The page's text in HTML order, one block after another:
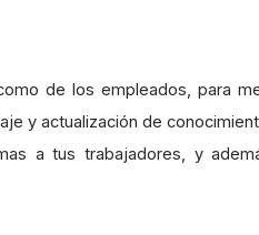
de los empleados, para
y actualización de
a tus trabajadores, y